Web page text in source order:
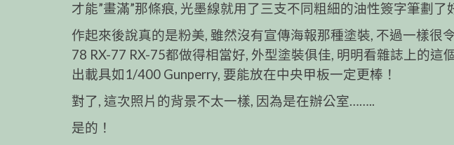
才能”畫滿”那條痕, 光墨線就用了三支不同粗細的油性簽字筆劃了
作起來後說真的是粉美, 雖然沒有宣傳海報那種塗裝, 不過一樣很
78 RX-77 RX-75都做得相當好, 外型塗裝俱佳, 明明看雜誌上的
出載具如1/400 Gunperry, 要能放在中央甲板一定更棒！
對了, 這次照片的背景不太一樣, 因為是在辦公室……..
是的！